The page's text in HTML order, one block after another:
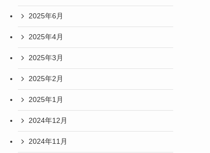
2025年6月
2025年4月
2025年3月
2025年2月
2025年1月
2024年12月
2024年11月